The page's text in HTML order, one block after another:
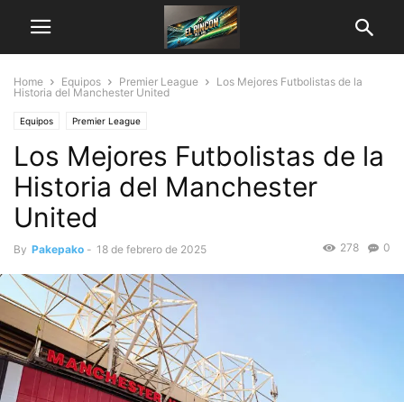
Home Equipos Premier League
Los Mejores Futbolistas de la
Historia del Manchester United
Equipos Premier League
Los Mejores Futbolistas de la
Historia del Manchester
United
By Pakepako - 18 de febrero de 2025 0
278